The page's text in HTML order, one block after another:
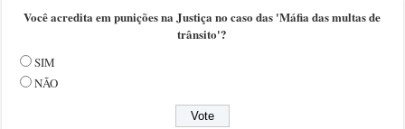
Você acredita em punições na Justiça no caso das 'Máfia das multas de
trânsito'?
SIM
NÃO